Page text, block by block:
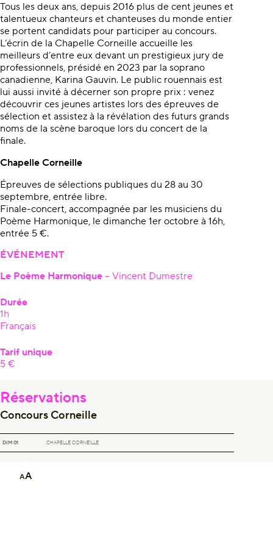
AA
Tous les deux ans, depuis 2016 plus de cent jeunes et
talentueux chanteurs et chanteuses du monde entier
se portent candidats pour participer au concours.
L’écrin de la Chapelle Corneille accueille les
meilleurs d’entre eux devant un prestigieux jury de
professionnels, présidé en 2023 par la soprano
canadienne, Karina Gauvin. Le public rouennais est
lui aussi invité à décerner son propre prix : venez
découvrir ces jeunes artistes lors des épreuves de
sélection et assistez à la révélation des futurs grands
noms de la scène baroque lors du concert de la
finale.
Chapelle Corneille
Épreuves de sélections publiques du 28 au 30
septembre, entrée libre.
Finale-concert, accompagnée par les musiciens du
Poème Harmonique, le dimanche 1er octobre à 16h,
entrée 5 €.
ÉVÉNEMENT
Le Poème Harmonique – Vincent Dumestre
Durée
1h
Français
Tarif unique
5 €
Réservations
Concours Corneille
DIM 01
CONCOURS CORNEILLECHAPELLE CORNEILLE